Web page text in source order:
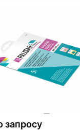
запросу